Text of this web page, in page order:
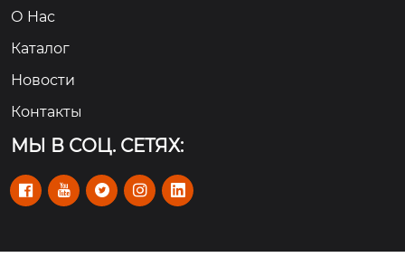
О Hас
Каталог
Новости
Контакты
МЫ В СОЦ. СЕТЯХ:
    